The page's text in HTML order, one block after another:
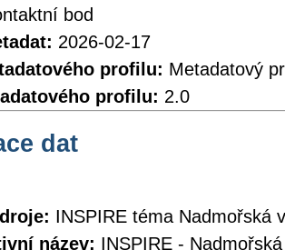
bod
2026-02-17
profilu: Metadatový
profilu: 2.0
dat
INSPIRE téma Nadmořská
název: INSPIRE -